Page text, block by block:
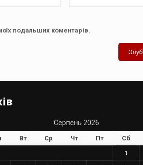
подальших коментарів.
Серпень 2026
Вт Ср Чт Пт Сб
1